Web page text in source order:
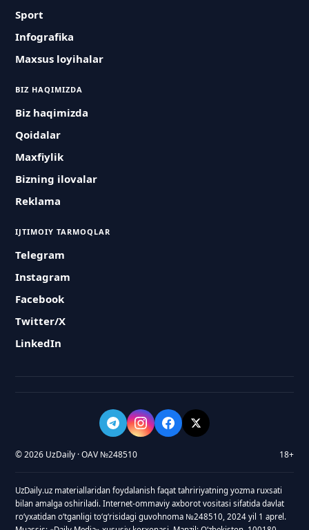
Sport
Infografika
Maxsus loyihalar
BIZ HAQIMIZDA
Biz haqimizda
Qoidalar
Maxfiylik
Bizning ilovalar
Reklama
IJTIMOIY TARMOQLAR
Telegram
Instagram
Facebook
Twitter/X
LinkedIn
© 2026 UzDaily · OAV №248510 18+
UzDaily.uz materiallaridan foydalanish faqat tahririyatning yozma ruxsati
bilan amalga oshiriladi. Internet-ommaviy axborot vositasi sifatida davlat
roʻyxatidan oʻtganligi toʻgʻrisidagi guvohnoma №248510, 2024 yil 1 aprel.